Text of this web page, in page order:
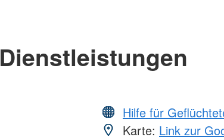
Dienstleistungen
Hilfe für
Karte: Link zur